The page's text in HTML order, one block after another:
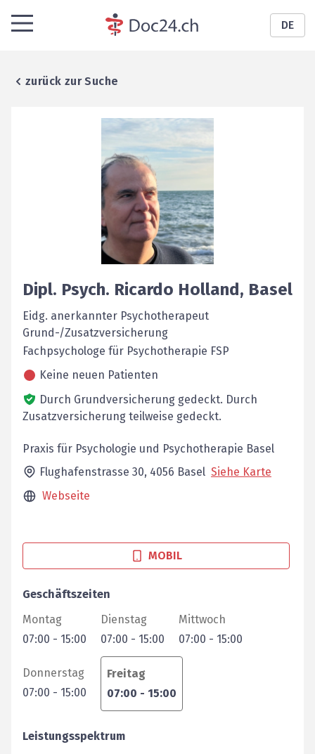
DE
zurück zur Suche
Dipl. Psych. Ricardo Holland, Basel
Eidg. anerkannter Psychotherapeut
Grund-/Zusatzversicherung
Fachpsychologe für Psychotherapie FSP
Keine neuen Patienten
Durch Grundversicherung gedeckt. Durch
Zusatzversicherung teilweise gedeckt.
Praxis für Psychologie und Psychotherapie Basel
Flughafenstrasse 30, 4056 Basel Siehe Karte
Webseite
MOBIL
Geschäftszeiten
Montag
07:00 - 15:00
Dienstag
07:00 - 15:00
Mittwoch
07:00 - 15:00
Donnerstag
07:00 - 15:00
Freitag
07:00 - 15:00
Leistungsspektrum